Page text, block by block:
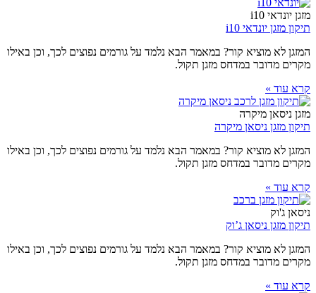
מזגן יונדאי i10
תיקון מזגן יונדאי i10
המזגן לא מוציא קור? במאמר הבא נלמד על גורמים נפוצים לכך, וכן באילו
מקרים מדובר במדחס מזגן תקול.
קרא עוד »
מזגן ניסאן מיקרה
תיקון מזגן ניסאן מיקרה
המזגן לא מוציא קור? במאמר הבא נלמד על גורמים נפוצים לכך, וכן באילו
מקרים מדובר במדחס מזגן תקול.
קרא עוד »
ניסאן ג'וק
תיקון מזגן ניסאן ג’וק
המזגן לא מוציא קור? במאמר הבא נלמד על גורמים נפוצים לכך, וכן באילו
מקרים מדובר במדחס מזגן תקול.
קרא עוד »